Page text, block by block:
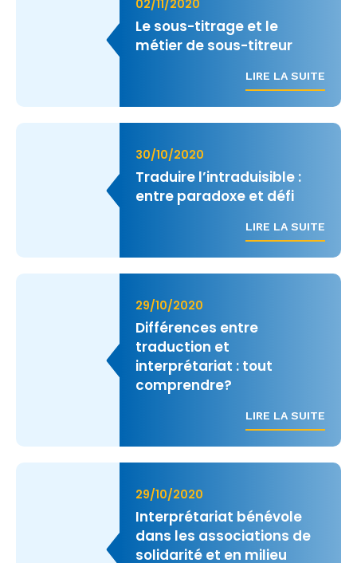
02/11/2020
Le sous-titrage et le
métier de sous-titreur
LIRE LA SUITE
30/10/2020
Traduire l’intraduisible :
entre paradoxe et défi
LIRE LA SUITE
29/10/2020
Différences entre
traduction et
interprétariat : tout
comprendre?
LIRE LA SUITE
29/10/2020
Interprétariat bénévole
dans les associations de
solidarité et en milieu